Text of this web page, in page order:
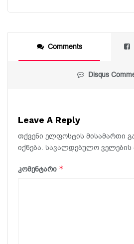
Comments
Disqus
Leave A Reply
თქვენი ელფოსტის მისამართი
იქნება. სავალდებულო ველების
კომენტარი *